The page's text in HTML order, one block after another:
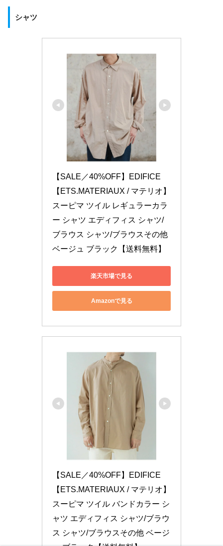
シャツ
【SALE／40%OFF】EDIFICE
【ETS.MATERIAUX / マテリオ】
スーピマ ツイル レギュラーカラ
ー シャツ エディフィス シャツ/
ブラウス シャツ/ブラウスその他
ベージュ ブラック【送料無料】
楽天市場で見る
Amazonで見る
【SALE／40%OFF】EDIFICE
【ETS.MATERIAUX / マテリオ】
スーピマ ツイル バンドカラー シ
ャツ エディフィス シャツ/ブラウ
ス シャツ/ブラウスその他 ベージ